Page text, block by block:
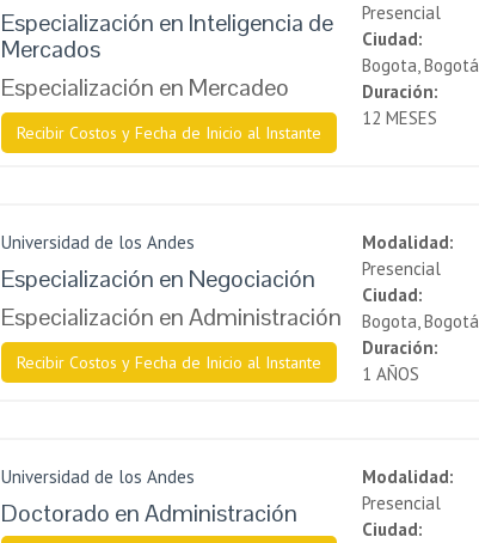
Especialización en Inteligencia de
Mercados
Especialización en Mercadeo
Recibir Costos y Fecha de Inicio al Instante
Presencial
Ciudad:
Bogota, Bogotá
Duración:
12 MESES
Universidad de los Andes
Especialización en Negociación
Especialización en Administración
Recibir Costos y Fecha de Inicio al Instante
Modalidad:
Presencial
Ciudad:
Bogota, Bogotá
Duración:
1 AÑOS
Universidad de los Andes
Doctorado en Administración
Modalidad:
Presencial
Ciudad: